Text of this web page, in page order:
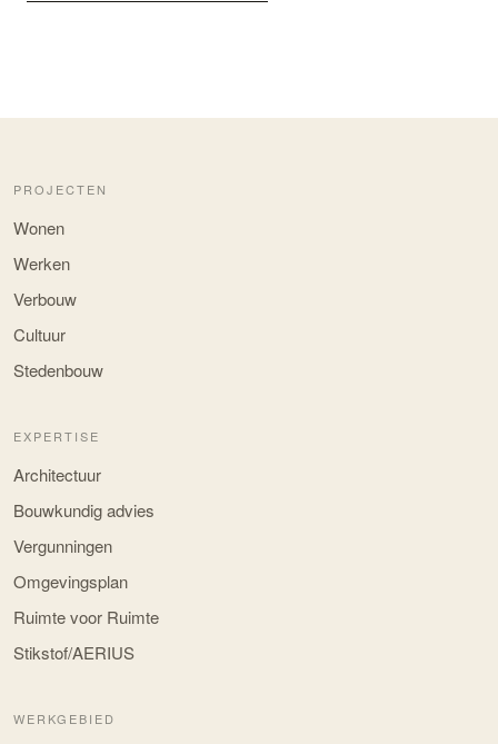
PROJECTEN
Wonen
Werken
Verbouw
Cultuur
Stedenbouw
EXPERTISE
Architectuur
Bouwkundig advies
Vergunningen
Omgevingsplan
Ruimte voor Ruimte
Stikstof/AERIUS
WERKGEBIED